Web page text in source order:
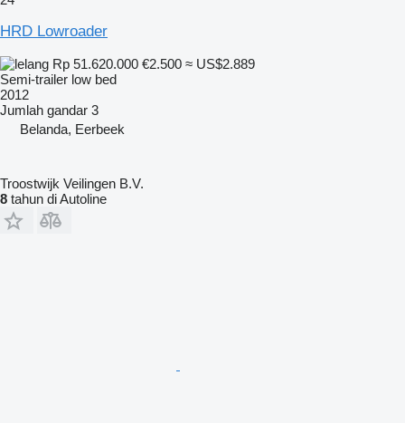
HRD Lowroader
Rp 51.620.000 €2.500 ≈ US$2.889
Semi-trailer low bed
2012
Jumlah gandar 3
Belanda, Eerbeek
Troostwijk Veilingen B.V.
8 tahun di Autoline